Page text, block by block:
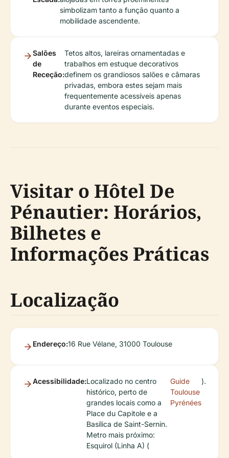
simbolizam tanto a função quanto a
mobilidade ascendente.
Salões
de
Receção:
Tetos altos, lareiras ornamentadas e
trabalhos em estuque decorativos
definem os grandiosos salões e câmaras
privadas, embora estes sejam mais
frequentemente acessíveis apenas
durante eventos especiais.
Visitar o Hôtel De
Pénautier: Horários,
Bilhetes e
Informações Práticas
Localização
Endereço:16 Rue Vélane, 31000 Toulouse
Acessibilidade:Localizado no centro
histórico, perto de
grandes locais como a
Place du Capitole e a
Basílica de Saint-Sernin.
Metro mais próximo:
Esquirol (Linha A) (
Guide
Toulouse
Pyrénées
).